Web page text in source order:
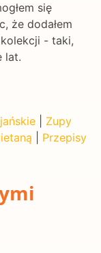
się
że dodałem
- taki,
lat.
Zupy
Przepisy